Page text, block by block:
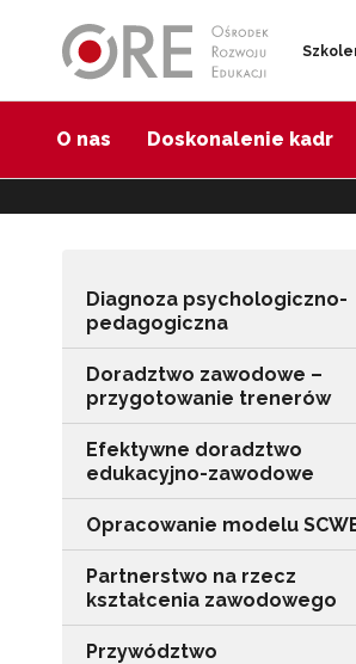
O nas Doskonalenie kadr
Diagnoza psychologiczno-
pedagogiczna
Doradztwo zawodowe –
przygotowanie trenerów
Efektywne doradztwo
edukacyjno-zawodowe
Opracowanie modelu
Partnerstwo na rzecz
kształcenia zawodowego
Przywództwo